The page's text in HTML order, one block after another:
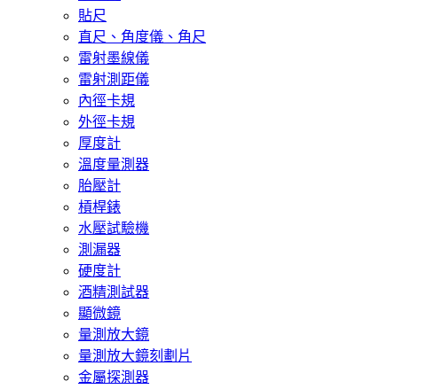
貼尺
直尺、角度儀、角尺
雷射墨線儀
雷射測距儀
內徑卡規
外徑卡規
厚度計
溫度量測器
胎壓計
槓桿錶
水壓試驗機
測漏器
硬度計
酒精測試器
顯微鏡
量測放大鏡
量測放大鏡刻劃片
金屬探測器